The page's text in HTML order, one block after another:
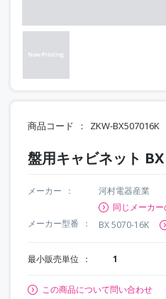
商品コード ZKW-BX507016K
盤用キャビネット BX
メーカー
河村電器産業
同じメーカ
メーカー型番
BX 5070-16K
最小販売単位 1
この商品について問い合わせ